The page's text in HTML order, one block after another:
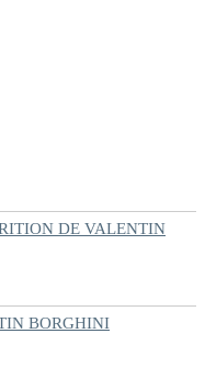
DE VALENTIN
BORGHINI